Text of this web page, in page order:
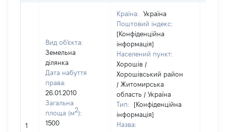
1
Вид об'єкта:
Земельна
ділянка
Дата набуття
права:
26.01.2010
Загальна
площа (м2):
1500
Країна:
Україна
Поштовий індекс:
[Конфіденційна
інформація]
Населений пункт:
Хорошів /
Хорошівський район
/ Житомирська
область / Україна
Тип:
[Конфіденційна
інформація]
Назва: